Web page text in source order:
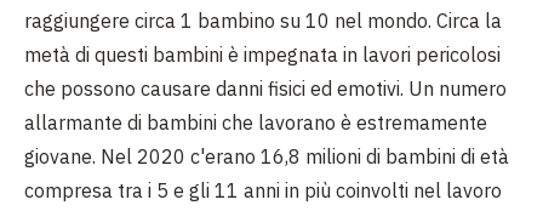
raggiungere circa 1 bambino su 10 nel mondo. Circa la
metà di questi bambini è impegnata in lavori pericolosi
che possono causare danni fisici ed emotivi. Un numero
allarmante di bambini che lavorano è estremamente
giovane. Nel 2020 c'erano 16,8 milioni di bambini di età
compresa tra i 5 e gli 11 anni in più coinvolti nel lavoro